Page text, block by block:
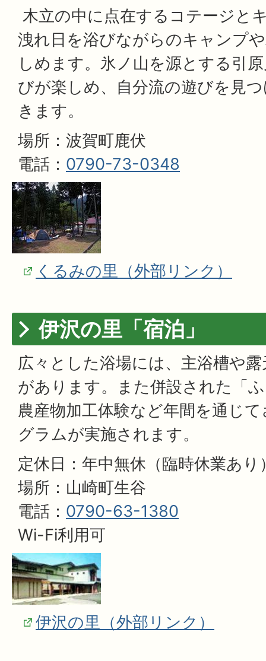
木立の中に点在するコテージと
洩れ日を浴びながらのキャンプ
しめます。氷ノ山を源とする引
びが楽しめ、自分流の遊びを見
きます。
場所：波賀町鹿伏
電話： 0790-73-0348
くるみの里（外部リンク）
伊沢の里「宿泊」
広々とした浴場には、主浴槽や
があります。また併設された「
農産物加工体験など年間を通じ
グラムが実施されます。
定休日：年中無休（臨時休業あり
場所：山崎町生谷
電話： 0790-63-1380
Wi-Fi利用可
伊沢の里（外部リンク）